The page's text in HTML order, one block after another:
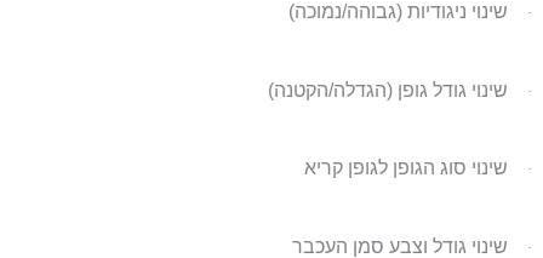
· שינוי ניגודיות (גבוהה/נמוכה)
· שינוי גודל גופן (הגדלה/הקטנה)
· שינוי סוג הגופן לגופן קריא
· שינוי גודל וצבע סמן העכבר